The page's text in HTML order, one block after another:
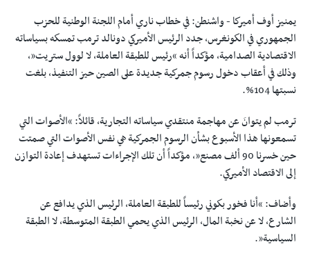
يمنيز أوف أميركا - واشنطن: في خطاب ناري أمام اللجنة الوطنية للحزب
الجمهوري في الكونغرس، جدد الرئيس الأميركي دونالد ترمب تمسكه بسياساته
الاقتصادية الصدامية، مؤكداً أنه “رئيس للطبقة العاملة، لا لوول ستريت”،
وذلك في أعقاب دخول رسوم جمركية جديدة على الصين حيز التنفيذ، بلغت
نسبتها 104%.
ترمب لم يتوانَ عن مهاجمة منتقدي سياساته التجارية، قائلاً: “الأصوات التي
تسمعونها هذا الأسبوع بشأن الرسوم الجمركية هي نفس الأصوات التي صمتت
حين خسرنا 90 ألف مصنع”، مؤكداً أن تلك الإجراءات تستهدف إعادة التوازن
إلى الاقتصاد الأميركي.
وأضاف: “أنا فخور بكوني رئيساً للطبقة العاملة، الرئيس الذي يدافع عن
الشارع، لا عن نخبة المال، الرئيس الذي يحمي الطبقة المتوسطة، لا الطبقة
السياسية”.